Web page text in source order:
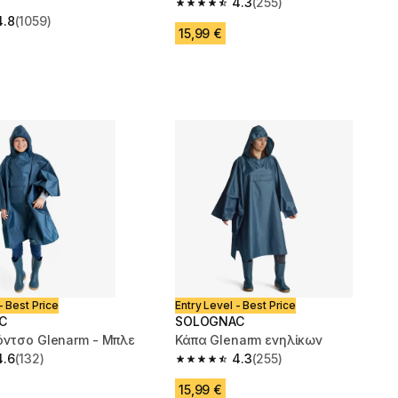
stars from 1059 reviews
(1059)
4.3 out of 5 stars from 255 reviews
15,99 €
Best Price
Glenarm - Μπλε
stars from 132 reviews
(132)
Entry Level - Best Price
SOLOGNAC
Κάπα Glenarm ενηλίκων
4.3
4.3 out of 5 stars from 255 reviews
(255)
15,99 €